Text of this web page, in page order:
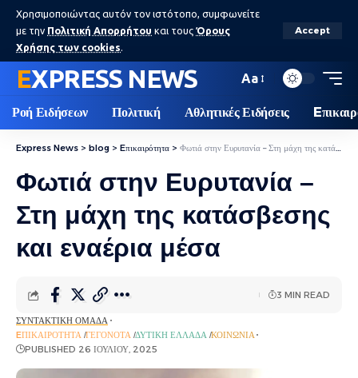
Χρησιμοποιώντας αυτόν τον ιστότοπο, συμφωνείτε
με την Πολιτική Απορρήτου και τους Όρους
Χρήσης των cookies.
Accept
EXPRESS NEWS Aa
Ροή Ειδήσεων Πολιτική Αθλητικές Ειδήσεις
Express News > blog > Eπικαιρότητα > Φωτιά στην Ευρυτανία – Στη μάχη της κατάσβεσης και εναέρια μέσα
Φωτιά στην Ευρυτανία –
Στη μάχη της κατάσβεσης
και εναέρια μέσα
ΣΥΝΤΑΚΤΙΚΉ ΟΜΆΔΑ
EΠΙΚΑΙΡΌΤΗΤΑ ΓΕΓΟΝΌΤΑ ΔΥΤΙΚΉ ΕΛΛΆΔΑ ΚΟΙΝΩΝΊΑ
PUBLISHED 26 ΙΟΥΛΊΟΥ, 2025
3 MIN READ